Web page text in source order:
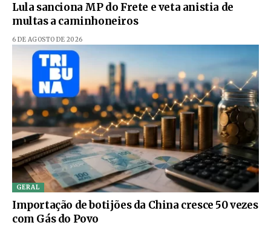
Lula sanciona MP do Frete e veta anistia de
multas a caminhoneiros
6 DE AGOSTO DE 2026
GERAL
Importação de botijões da China cresce 50 vezes
com Gás do Povo